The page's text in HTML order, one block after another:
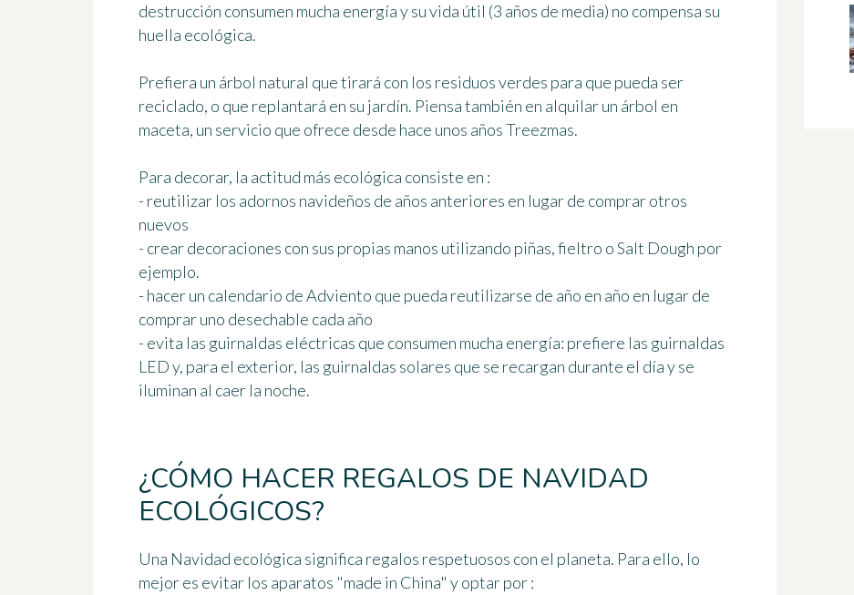
destrucción consumen mucha energía y su vida útil (3 años de media) no compensa su
huella ecológica.
Prefiera un árbol natural que tirará con los residuos verdes para que pueda ser
reciclado, o que replantará en su jardín. Piensa también en alquilar un árbol en
maceta, un servicio que ofrece desde hace unos años Treezmas.
Para decorar, la actitud más ecológica consiste en :
- reutilizar los adornos navideños de años anteriores en lugar de comprar otros
nuevos
- crear decoraciones con sus propias manos utilizando piñas, fieltro oSalt Dough por
ejemplo.
- hacer un calendario de Adviento que pueda reutilizarse de año en año en lugar de
comprar uno desechable cada año
- evita las guirnaldas eléctricas que consumen mucha energía: prefiere las guirnaldas
LED y, para el exterior, las guirnaldas solares que se recargan durante el día y se
iluminan al caer la noche.
¿CÓMO HACER REGALOS DE NAVIDAD
ECOLÓGICOS?
Una Navidad ecológica significa regalos respetuosos con el planeta. Para ello, lo
mejor es evitar los aparatos "made in China" y optar por :